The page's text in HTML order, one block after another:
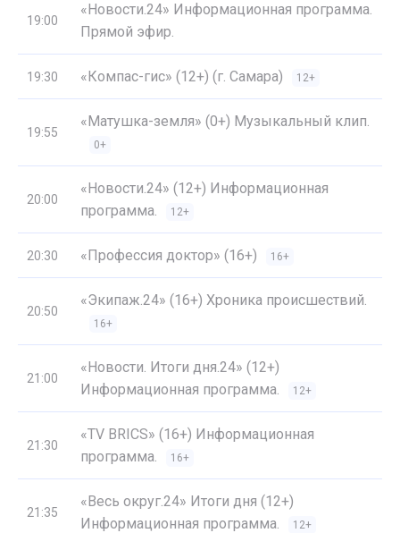
19:00
«Новости.24» Информационная программа.
Прямой эфир.
19:30 «Компас-гис» (12+) (г. Самара) 12+
19:55
«Матушка-земля» (0+) Музыкальный клип.
0+
20:00
«Новости.24» (12+) Информационная
программа.
12+
20:30 «Профессия доктор» (16+) 16+
20:50
«Экипаж.24» (16+) Хроника происшествий.
16+
21:00
«Новости. Итоги дня.24» (12+)
Информационная программа.
12+
21:30
«TV BRICS» (16+) Информационная
программа.
16+
21:35
«Весь округ.24» Итоги дня (12+)
Информационная программа.
12+